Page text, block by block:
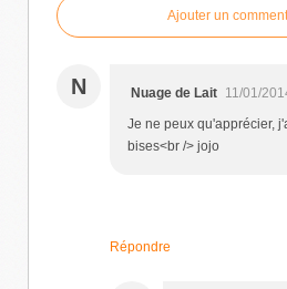
Ajouter un
N Nuage de Lait 11/01/
Je ne peux qu'apprécier,
bises<br /> jojo
Répondre